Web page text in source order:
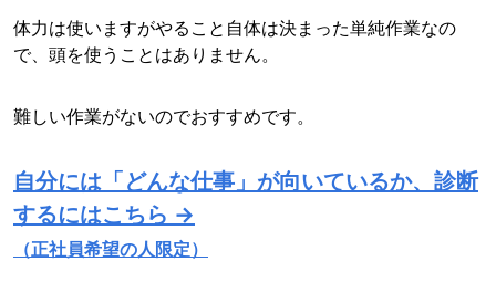
体力は使いますがやること自体は決まった単純作業なの
で、頭を使うことはありません。
難しい作業がないのでおすすめです。
自分には「どんな仕事」が向いているか、診断
するにはこちら →
（正社員希望の人限定）